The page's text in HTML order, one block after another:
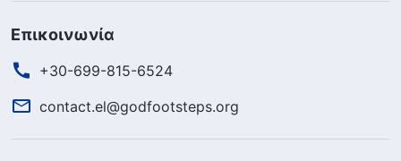
Επικοινωνία
+30-699-815-6524
contact.el@godfootsteps.org